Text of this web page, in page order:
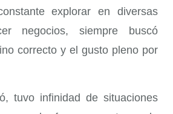
explorar en diversas
negocios, siempre buscó
correcto y el gusto pleno por
tuvo infinidad de situaciones